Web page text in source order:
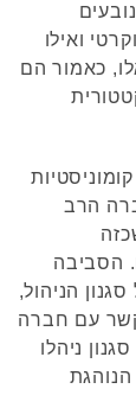
ואילו
כאמור הם
הרב
הסביבה
הניהול,
עם חברה
ניהלו
הנוהגת